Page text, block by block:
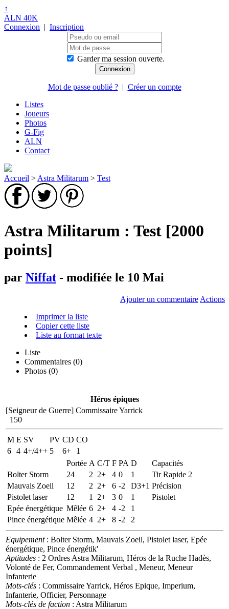
↑
ALN 40K
Connexion | Inscription
Garder ma session ouverte.
Mot de passe oublié ?| Créer un compte
Listes
Joueurs
Photos
G-Fig
ALN
Contact
Accueil > Astra Militarum > Test
Astra Militarum : Test [2000
points]
par Niffat - modifiée le 10 Mai
Ajouter un commentaire Actions
Imprimer la liste
Copier cette liste
Liste au format texte
Liste
Commentaires (0)
Photos (0)
Héros épiques
[Seigneur de Guerre] Commissaire Yarrick
150
M E SV PV CD CO
6 4 4+/4++ 5 6+
1
Portée A C/T F PA D
Capacités
Bolter Storm
24 2 2+ 4 0 1
Tir Rapide 2
Mauvais Zoeil
12 2 2+ 6 -2 D3+1 Précision
Pistolet laser
12 1 2+ 3 0 1
Pistolet
Epée énergétique Mêlée 6 2+ 4 -2
1
Pince énergétique Mêlée 4 2+ 8 -2 2
Equipement: Bolter Storm, Mauvais Zoeil, Pistolet laser, Epée
énergétique, Pince énergétik'
Aptitudes : 2 Ordres Astra Militarum, Héros de la Ruche Hadès,
Volonté de Fer, Commandement Verbal , Meneur, Meneur
Infanterie
Mots-clés : Commissaire Yarrick, Héros Epique, Imperium,
Infanterie, Officier, Personnage
Mots-clés de faction : Astra Militarum